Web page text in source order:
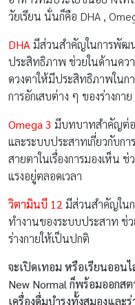
วัยเรียน นั่นก็คือ DHA ,
DHA มีส่วนสำคัญในการพัฒ
ประสิทธิภาพ ช่วยในด้านคว
ดวงตาให้มีประสิทธิภาพใน
การอักเสบต่าง ๆ ของร่างกาย
Omega 3 มีบทบาทสำคัญต่อ
และระบบประสาทเกี่ยวกับก
สายตาในเรื่องการมองเห็น
แรงอยู่ตลอดเวลา
วิตามินบี 12 มีส่วนสำคัญในก
ทำงานของระบบประสาท ช่ว
ร่างกายให้เป็นปกติ
จะเปิดเทอม หรือเรียนออน
New Normal ก็พร้อมออกส
เครื่องดื่มบำรุงทั้งสมองและ